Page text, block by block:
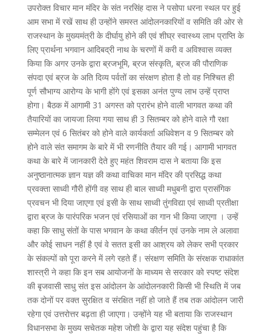
उपरोक्त विचार मान मंदिर के संत नरसिंह दास ने पसोपा धरना स्थल पर हुई
आम सभा में रखें साथ ही उन्होंने समस्त आंदोलनकारियों व समिति की ओर से
राजस्थान के मुख्यमंत्री के दीर्घायु होने की एवं शीघ्र स्वास्थ्य लाभ प्राप्ति के
लिए प्रार्थना भगवान आदिबद्री नाथ के चरणों में करी व अविश्वास व्यक्त
किया कि अगर उनके द्वारा ब्रजभूमि, ब्रज संस्कृति, ब्रज की पौराणिक
संपदा एवं ब्रज के अति दिव्य पर्वतों का संरक्षण होता है तो वह निश्चित ही
पूर्ण सौभाग्य आरोग्य के भागी होंगे एवं इसका अनंत पुण्य लाभ उन्हें प्राप्त
होगा। बैठक में आगामी 31 अगस्त को प्रारंभ होने वाली भागवत कथा की
तैयारियों का जायजा लिया गया साथ ही 3 सितम्बर को होने वाले गौ रक्षा
सम्मेलन एवं 6 सितंबर को होने वाले कार्यकर्ता अधिवेशन व 9 सितम्बर को
होने वाले संत समागम के बारे में भी रणनीति तैयार की गई। आगामी भागवत
कथा के बारे में जानकारी देते हुए महंत शिवराम दास ने बताया कि इस
अनुष्ठानात्मक ज्ञान यज्ञ की कथा वाचिका मान मंदिर की प्रसिद्ध कथा
प्रवक्ता साध्वी गौरी होंगी वह साथ ही बाल साध्वी मधुबनी द्वारा प्रासंगिक
प्रवचन भी दिया जाएगा एवं इसी के साथ साध्वी तुंगविद्या एवं साध्वी प्रतीक्षा
द्वारा ब्रज के पारंपरिक भजन एवं रसियाओं का गान भी किया जाएगा । उन्हें
कहा कि साधु संतों के पास भगवान के कथा कीर्तन एवं उनके नाम ले अलावा
और कोई साधन नहीं है एवं वे सतत इसी का आश्रय को लेकर सभी प्रकार
के संकल्पों को पूरा करने में लगे रहते हैं। संरक्षण समिति के संरक्षक राधाकांत
शास्त्री ने कहा कि इन सब आयोजनों के माध्यम से सरकार को स्पष्ट संदेश
की बृजवासी साधु संत इस आंदोलन के आंदोलनकारी किसी भी स्थिति में जब
तक दोनों पर वक्त सुरक्षित व संरक्षित नहीं हो जाते हैं तब तक आंदोलन जारी
रहेगा एवं उत्तरोत्तर बढ़ता ही जाएगा। उन्होंने यह भी बताया कि राजस्थान
विधानसभा के मुख्य सचेतक महेश जोशी के द्वारा यह संदेश पहुंचा है कि